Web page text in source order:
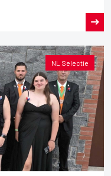
NL Selectie